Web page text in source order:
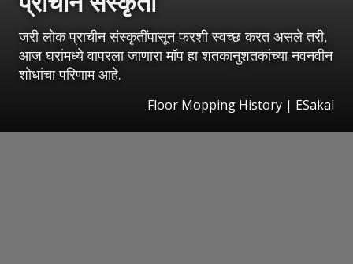
जरी लोक प्राचीन संस्कृतींपासून फरशी स्वच्छ करत असले तरी,
आज घरांमध्ये वापरला जाणारा मॉप हा शतकानुशतकांच्या नवनवीन
शोधांचा परिणाम आहे.
Floor Mopping History | ESakal